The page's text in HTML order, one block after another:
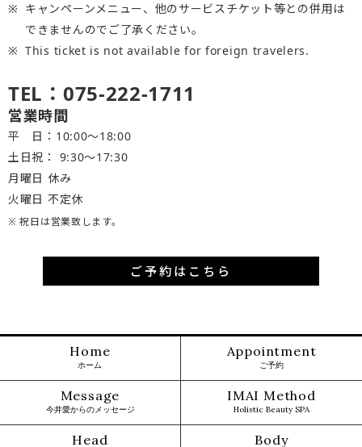
キャンペーンメニュー、他のサービスチケット等との併用は
できませんのでご了承ください。
This ticket is not available for foreign travelers.
TEL：075-222-1711
営業時間
平 日：10:00～18:00
土日祝： 9:30〜17:30
月曜日 休み
火曜日 不定休
※ 祝日は営業致します。
ご予約はこちら
Home
ホーム
Appointment
ご予約
Message
今井愛からのメッセージ
IMAI Method
Holistic Beauty SPA
Head Body